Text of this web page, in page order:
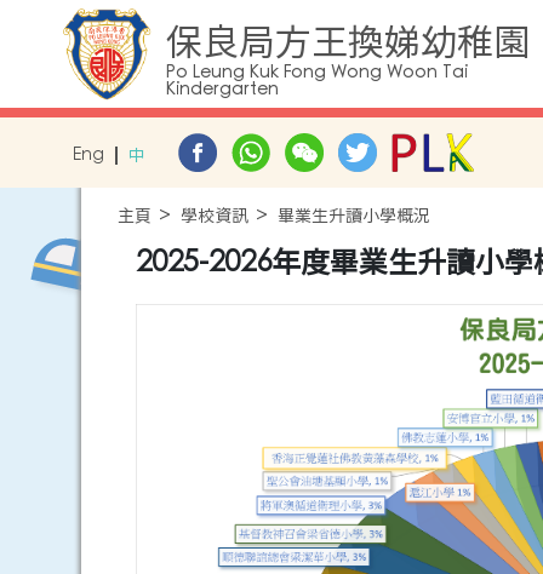
保良局方王換娣幼稚園
Po Leung Kuk Fong Wong Woon Tai
Kindergarten
Eng 中
主頁 學校資訊 畢業生升讀小學概況
2025-2026年度畢業生升讀小學